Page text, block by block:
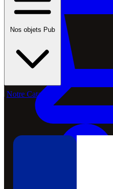
Nos objets Pub
Notre Catalogue